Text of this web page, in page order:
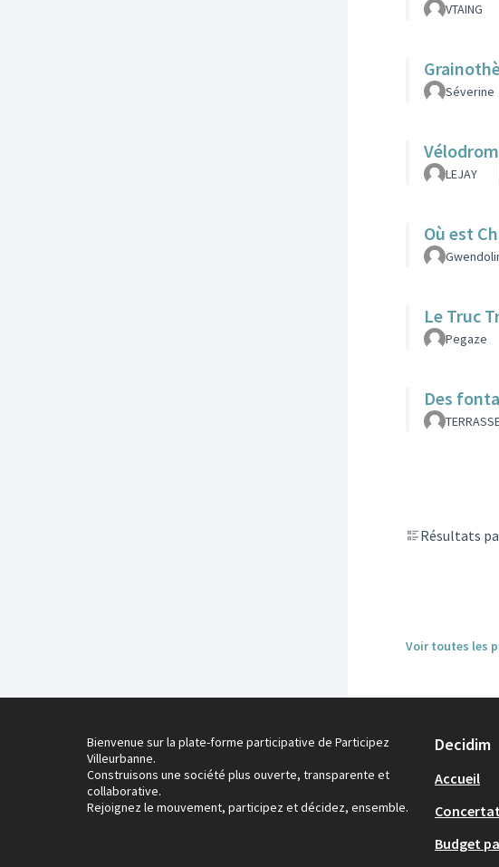
VTAING
Séverine
LEJAY
Où est
Le Truc
Pegaze
Des
Résultats
Voir toutes les
Bienvenue sur la plate-forme participative de Participez
Villeurbanne.
Construisons une société plus ouverte, transparente et
collaborative.
Rejoignez le mouvement, participez et décidez, ensemble.
Decidim
Accueil
Budget